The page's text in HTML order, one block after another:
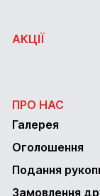
АКЦІЇ
ПРО НАС
Галерея
Оголошення
Подання
Замовлення